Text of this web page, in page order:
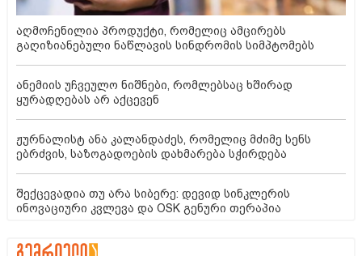
აღმოჩენილია პროდუქტი, რომელიც ამცირებს
გაღიზიანებული ნაწლავის სინდრომის სიმპტომებს
ანემიის უჩვეულო ნიშნები, რომლებსაც ხშირად
ყურადღებას არ აქცევენ
ჟურნალისტ ანა კალანდაძეს, რომელიც მძიმე სენს
ებრძვის, საზოგადოების დახმარება სჭირდება
შექცევადია თუ არა სიბერე: დევიდ სინკლერის
ინოვაციური კვლევა და OSK გენური თერაპია